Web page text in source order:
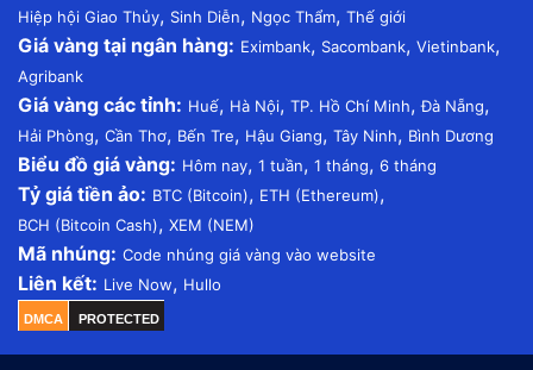
Hiệp hội Giao Thủy, Sinh Diễn, Ngọc Thẩm, Thế giới
Giá vàng tại ngân hàng: Eximbank, Sacombank, Vietinbank,
Agribank
Giá vàng các tỉnh: Huế, Hà Nội, TP. Hồ Chí Minh,Đà Nẵng,
Hải Phòng, Cần Thơ, Bến Tre, Hậu Giang, Tây Ninh, Bình Dương
Biểu đồ giá vàng: Hôm nay, 1 tuần, 1 tháng, 6 tháng
Tỷ giá tiền ảo: BTC (Bitcoin), ETH (Ethereum),
BCH (Bitcoin Cash), XEM (NEM)
Mã nhúng: Code nhúng giá vàng vào website
Liên kết: Live Now, Hullo
DMCA PROTECTED